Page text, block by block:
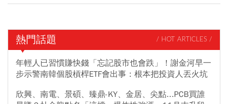
熱門話題 / HOT ARTICLES /
年輕人已習慣賺快錢「忘記股市也會跌」！謝金河早一
步示警南韓個股槓桿ETF會出事：根本把投資人丟火坑
欣興、南電、景碩、臻鼎-KY、金居、尖點...PCB買誰